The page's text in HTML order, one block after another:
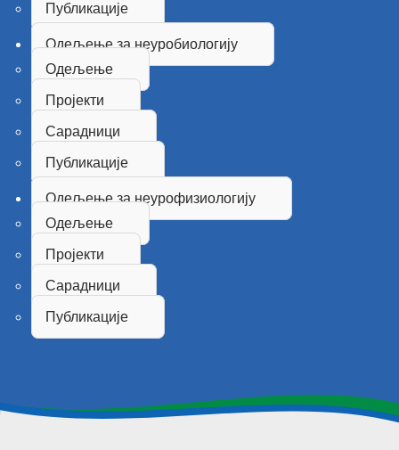
Публикације
Одељење за неуробиологију
Одељење
Пројекти
Сарадници
Публикације
Одељење за неурофизиологију
Одељење
Пројекти
Сарадници
Публикације